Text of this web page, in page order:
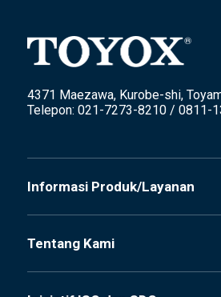
4371 Maezawa, Kurobe-shi,
Telepon: 021-7273-8210 / 0811-
Informasi Produk/Layanan
Tentang Kami